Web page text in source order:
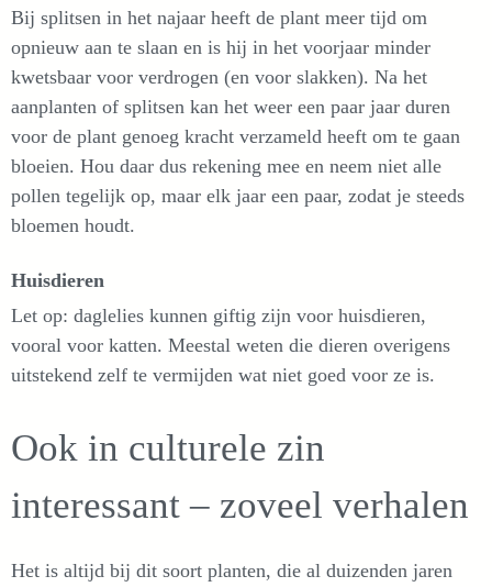
Bij splitsen in het najaar heeft de plant meer tijd om
opnieuw aan te slaan en is hij in het voorjaar minder
kwetsbaar voor verdrogen (en voor slakken). Na het
aanplanten of splitsen kan het weer een paar jaar duren
voor de plant genoeg kracht verzameld heeft om te gaan
bloeien. Hou daar dus rekening mee en neem niet alle
pollen tegelijk op, maar elk jaar een paar, zodat je steeds
bloemen houdt.
Huisdieren
Let op: daglelies kunnen giftig zijn voor huisdieren,
vooral voor katten. Meestal weten die dieren overigens
uitstekend zelf te vermijden wat niet goed voor ze is.
Ook in culturele zin
interessant – zoveel verhalen
Het is altijd bij dit soort planten, die al duizenden jaren